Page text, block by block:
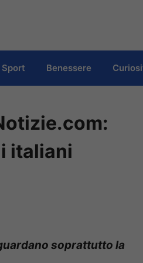
Sport Benessere
italiani
soprattutto la